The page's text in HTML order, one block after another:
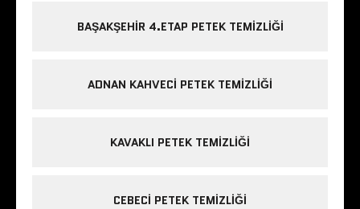
BAŞAKŞEHIR 4.ETAP PETEK TEMIZLIĞI
ADNAN KAHVECI PETEK TEMIZLIĞI
KAVAKLI PETEK TEMIZLIĞI
CEBECI PETEK TEMIZLIĞI